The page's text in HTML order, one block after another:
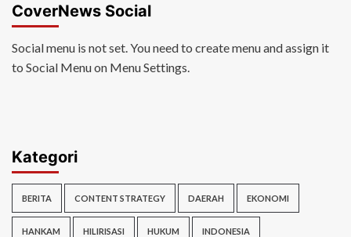
CoverNews Social
Social menu is not set. You need to create menu and assign it
to Social Menu on Menu Settings.
Kategori
BERITA CONTENT STRATEGY DAERAH EKONOMI
HANKAM HILIRISASI HUKUM INDONESIA